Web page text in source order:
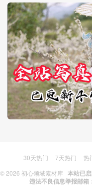
30天热门 7天热门 热
© 2026 初心领域素材库 本站已
违法不良信息举报邮